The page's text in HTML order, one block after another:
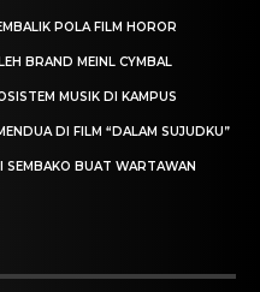
POLA FILM HOROR
BRAND MEINL CYMBAL
MUSIK DI KAMPUS
DI FILM “DALAM SUJUDKU”
SEMBAKO BUAT WARTAWAN